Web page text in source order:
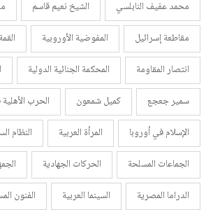
محمد عفيف النابلسي
الشيخ نعيم قاسم
مقاطعة إسرائيل
المفوضية الأوروبية
انتصار المقاومة
المحكمة الجنائية الدولية
سمير جعجع
كميل شمعون
الحرب
الإسلام في أوروبا
المرأة العربية النظام
الجماعات المسلحة
الحركات الجهادية
الدراما المصرية
السينما العربية الفنون